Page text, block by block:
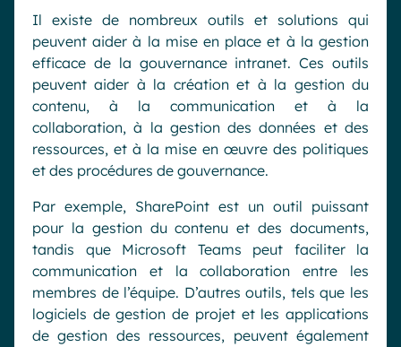
Il existe de nombreux outils et solutions qui
peuvent aider à la mise en place et à la gestion
efficace de la gouvernance intranet. Ces outils
peuvent aider à la création et à la gestion du
contenu, à la communication et à la
collaboration, à la gestion des données et des
ressources, et à la mise en œuvre des politiques
et des procédures de gouvernance.
Par exemple, SharePoint est un outil puissant
pour la gestion du contenu et des documents,
tandis que Microsoft Teams peut faciliter la
communication et la collaboration entre les
membres de l’équipe. D’autres outils, tels que les
logiciels de gestion de projet et les applications
de gestion des ressources, peuvent également